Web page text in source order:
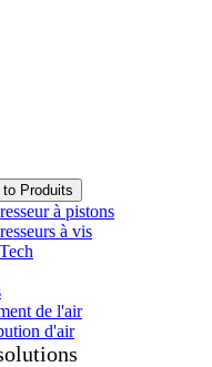
to Produits
à pistons
à vis
de l'air
d'air